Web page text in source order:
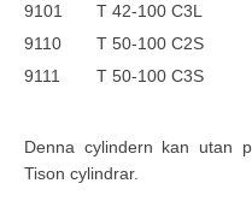
9101 T 42-100 C3L
9110
T 50-100 C2S
9111
T 50-100 C3S
Denna cylindern kan utan
Tison cylindrar.